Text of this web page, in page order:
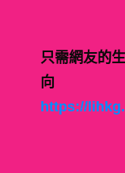
只需網友的
向
https://